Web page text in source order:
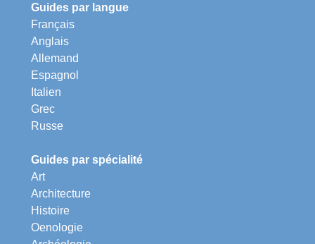
Guides par langue
Français
Anglais
Allemand
Espagnol
Italien
Grec
Russe
Guides par spécialité
Art
Architecture
Histoire
Oenologie